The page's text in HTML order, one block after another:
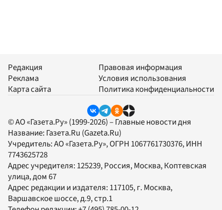
Редакция
Реклама
Карта сайта
Правовая информация
Условия использования
Политика конфиденциальности
© АО «Газета.Ру» (1999-2026) – Главные новости дня
Название: Газета.Ru (Gazeta.Ru)
Учредитель:АО «Газета.Ру», ОГРН 1067761730376, ИНН
7743625728
Адрес учредителя: 125239, Россия, Москва, Коптевская
улица, дом 67
Адрес редакции и издателя: 117105, г. Москва,
Варшавское шоссе, д.9, стр.1